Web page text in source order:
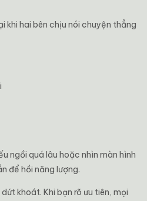
khi hai bên chịu nói chuyện thẳng
ngồi quá lâu hoặc nhìn màn hình
để hồi năng lượng.
khoát. Khi bạn rõ ưu tiên, mọi